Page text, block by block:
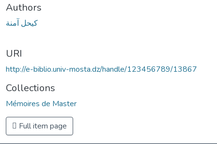
Authors
كيحل آمنة
URI
http://e-biblio.univ-mosta.dz/handle/123456789/13867
Collections
Mémoires de Master
Full item page